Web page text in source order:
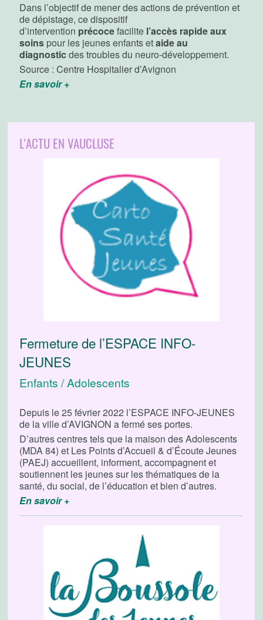
Dans l’objectif de mener des actions de prévention et
de dépistage, ce dispositif
d’intervention précocefacilite l’accès rapide aux
soins pour les jeunes enfants etaide au
diagnosticdes troubles du neuro-développement.
Source : Centre Hospitalier d’Avignon
En savoir +
L'ACTU EN VAUCLUSE
Fermeture de l’ESPACE INFO-
JEUNES
Enfants / Adolescents
Depuis le 25 février 2022 l’ESPACE INFO-JEUNES
de la ville d’AVIGNON a fermé ses portes.
D’autres centres tels que la maison des Adolescents
(MDA 84) et Les Points d’Accueil & d’Écoute Jeunes
(PAEJ) accueillent, informent, accompagnent et
soutiennent les jeunes sur les thématiques de la
santé, du social, de l’éducation et bien d’autres.
En savoir +